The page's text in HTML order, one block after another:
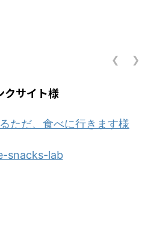
❮ ❯
クサイト様
ただ、食べに行きます様
snacks-lab